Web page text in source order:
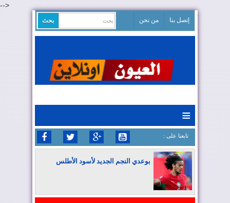
-->
إتصل بنا من نحن
≡
: تابعنا على
بوعدي النجم الجديد لأسود الأطلس